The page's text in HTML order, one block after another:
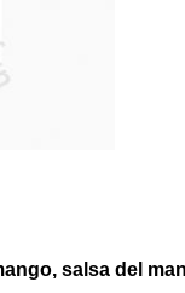
salsa del